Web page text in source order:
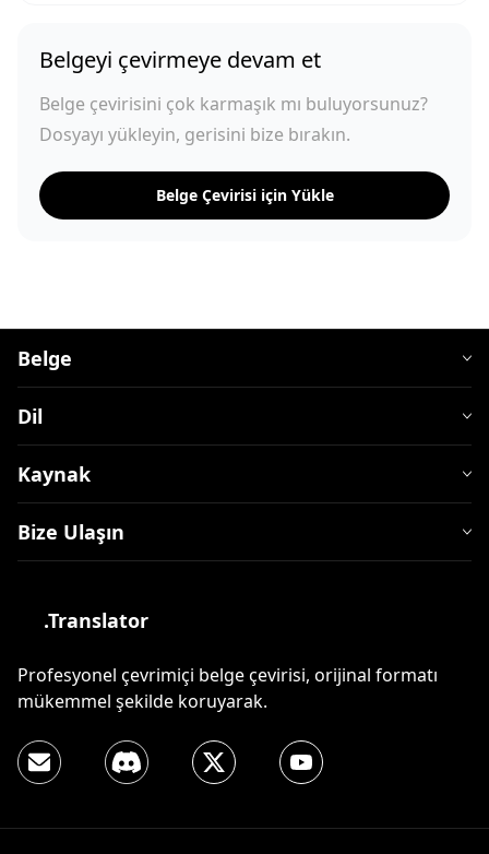
Belgeyi çevirmeye devam et
Belge çevirisini çok karmaşık mı buluyorsunuz?
Dosyayı yükleyin, gerisini bize bırakın.
Belge Çevirisi için Yükle
Belge
Dil
Kaynak
Bize Ulaşın
.Translator
Profesyonel çevrimiçi belge çevirisi, orijinal formatı
mükemmel şekilde koruyarak.